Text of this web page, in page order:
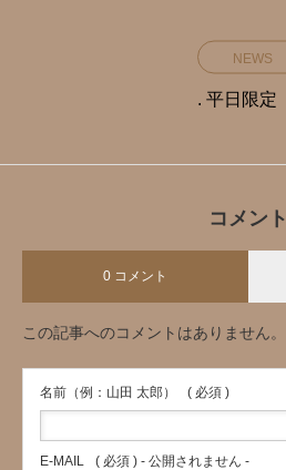
NEWS
. 平日限定️
コメント
0 コメント
この記事へのコメントはありません。
名前（例：山田 太郎） ( 必須 )
E-MAIL ( 必須 ) - 公開されません -